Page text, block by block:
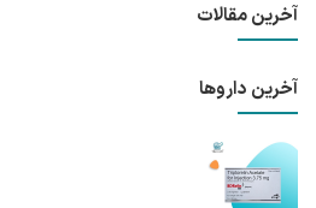
آخرین مقالات
آخرین داروها